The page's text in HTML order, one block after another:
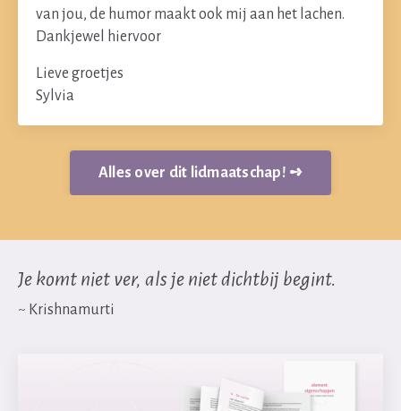
van jou, de humor maakt ook mij aan het lachen.
Dankjewel hiervoor
Lieve groetjes
Sylvia
Alles over dit lidmaatschap! ➺
Je komt niet ver, als je niet dichtbij begint.
~ Krishnamurti